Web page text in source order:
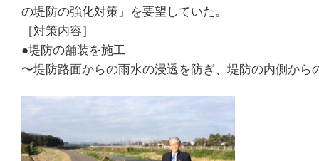
の堤防の強化対策」を要望していた。
［対策内容］
●堤防の舗装を施工
〜堤防路面からの雨水の浸透を防ぎ、堤防の内側から